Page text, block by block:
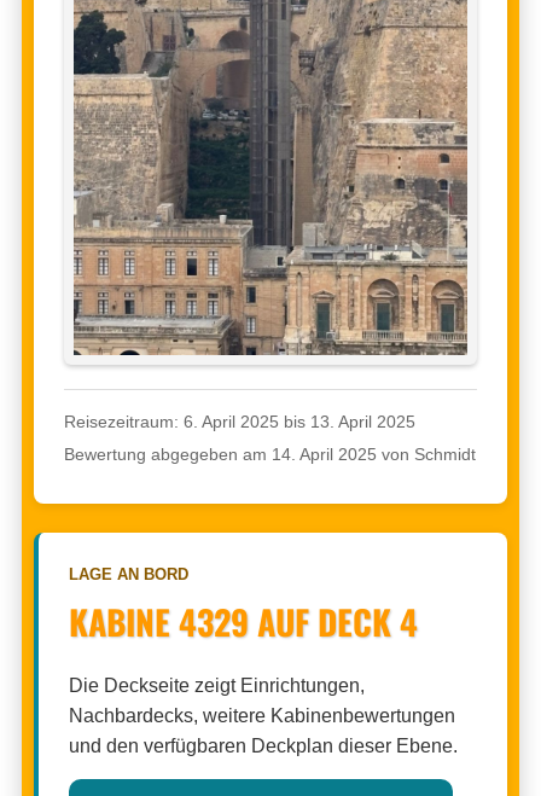
Reisezeitraum: 6. April 2025 bis 13. April 2025
Bewertung abgegeben am 14. April 2025 von Schmidt
LAGE AN BORD
KABINE 4329 AUF DECK 4
Die Deckseite zeigt Einrichtungen,
Nachbardecks, weitere Kabinenbewertungen
und den verfügbaren Deckplan dieser Ebene.